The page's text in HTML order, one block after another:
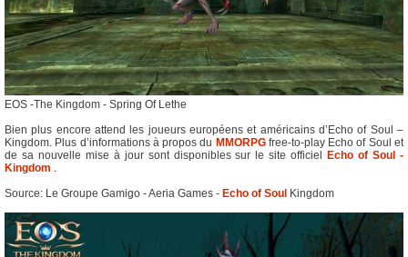
EOS -The Kingdom - Spring Of Lethe
Bien plus encore attend les joueurs européens et américains d’Echo of Soul –
Kingdom. Plus d’informations à propos du MMORPGfree-to-play Echo of Soul et
de sa nouvelle mise à jour sont disponibles sur le site officiel
Echo of Soul -
Kingdom .
Source: Le Groupe Gamigo - Aeria Games - Echo of Soul Kingdom